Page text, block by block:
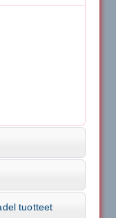
tuotteet